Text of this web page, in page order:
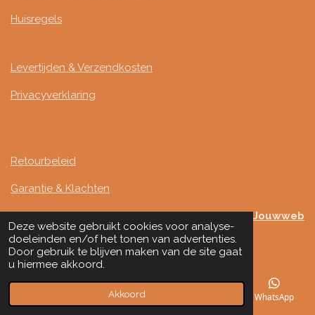
Deze website gebruikt cookies voor analyse-
doeleinden en/of het tonen van advertenties.
Door gebruik te blijven maken van de site gaat
u hiermee akkoord.
Akkoord
Huisregels
Levertijden & Verzendkosten
Privacyverklaring
Retourbeleid
Garantie & Klachten
Mede mogelijk gemaakt doorJouwweb
© 2024 - 2026 Studio Infinity
Telefoonnummer WhatsApp